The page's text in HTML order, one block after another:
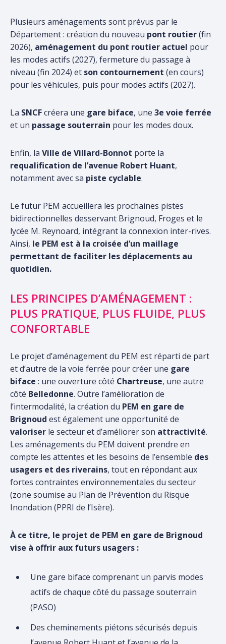
Plusieurs aménagements sont prévus par le
Département : création du nouveau pont routier(fin
2026), aménagement du pont routier actuel pour
les modes actifs (2027), fermeture du passage à
niveau (fin 2024) et son contournement (en cours)
pour les véhicules, puis pour modes actifs (2027).
La SNCFcréera une gare biface, une 3e voie ferrée
et un passage souterrain pour les modes doux.
Enfin, la Ville de Villard-Bonnot porte la
requalification de l’avenue Robert Huant,
notamment avec sa piste cyclable.
Le futur PEM accueillera les prochaines pistes
bidirectionnelles desservant Brignoud, Froges et le
lycée M. Reynoard, intégrant la connexion inter-rives.
Ainsi, le PEM est à la croisée d’un maillage
permettant de faciliter les déplacements au
quotidien.
LES PRINCIPES D’AMÉNAGEMENT :
PLUS PRATIQUE, PLUS FLUIDE, PLUS
CONFORTABLE
Le projet d’aménagement du PEM est réparti de part
et d’autre de la voie ferrée pour créer une gare
biface : une ouverture côté Chartreuse, une autre
côté Belledonne. Outre l’amélioration de
l’intermodalité, la création du PEM en gare de
Brignoud est également une opportunité de
valoriser le secteur et d’améliorer son attractivité.
Les aménagements du PEM doivent prendre en
compte les attentes et les besoins de l’ensemble des
usagers et des riverains, tout en répondant aux
fortes contraintes environnementales du secteur
(zone soumise au Plan de Prévention du Risque
Inondation (PPRI de l’Isère).
À ce titre, le projet de PEM en gare de Brignoud
vise à offrir aux futurs usagers :
Une gare biface comprenant un parvis modes
actifs de chaque côté du passage souterrain
(PASO)
Des cheminements piétons sécurisés depuis